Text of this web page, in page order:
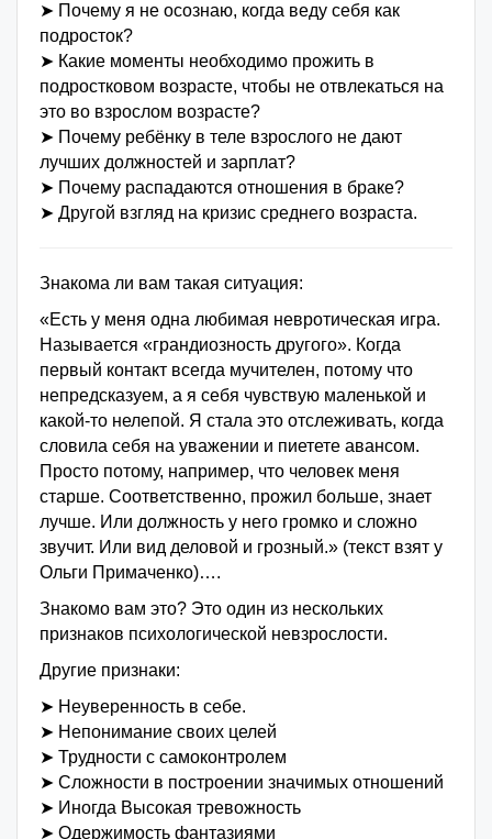
➤ Почему я не осознаю, когда веду себя как
подросток?
➤ Какие моменты необходимо прожить в
подростковом возрасте, чтобы не отвлекаться на
это во взрослом возрасте?
➤ Почему ребёнку в теле взрослого не дают
лучших должностей и зарплат?
➤ Почему распадаются отношения в браке?
➤ Другой взгляд на кризис среднего возраста.
Знакома ли вам такая ситуация:
«Есть у меня одна любимая невротическая игра.
Называется «грандиозность другого». Когда
первый контакт всегда мучителен, потому что
непредсказуем, а я себя чувствую маленькой и
какой-то нелепой. Я стала это отслеживать, когда
словила себя на уважении и пиетете авансом.
Просто потому, например, что человек меня
старше. Соответственно, прожил больше, знает
лучше. Или должность у него громко и сложно
звучит. Или вид деловой и грозный.» (текст взят у
Ольги Примаченко)….
Знакомо вам это? Это один из нескольких
признаков психологической невзрослости.
Другие признаки:
➤ Неуверенность в себе.
➤ Непонимание своих целей
➤ Трудности с самоконтролем
➤ Сложности в построении значимых отношений
➤ Иногда Высокая тревожность
➤ Одержимость фантазиями